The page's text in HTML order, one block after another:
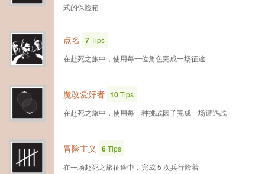
式的保险箱
点名 7Tips
在赴死之旅中，使用每一位角色完成一场征途
魔改爱好者 10Tips
在赴死之旅中，使用每一种挑战因子完成一场遭遇战
冒险主义 6Tips
在一场赴死之旅征途中，完成 5 次兵行险着